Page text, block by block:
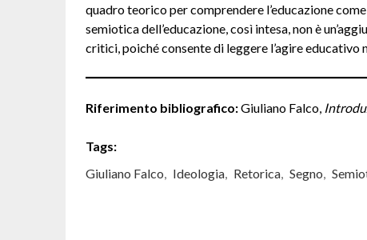
quadro teorico per comprendere l’educazione
semiotica dell’educazione, così intesa, non è
critici, poiché consente di leggere l’agire
Riferimento bibliografico:Giuliano Falco,
Tags:
Giuliano Falco
Ideologia Retorica Segno